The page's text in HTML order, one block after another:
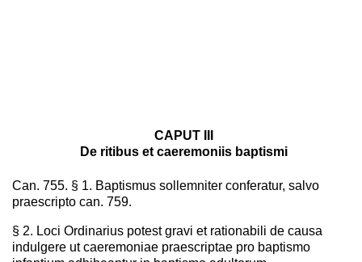
CAPUT III
De ritibus et caeremoniis baptismi
Can. 755. § 1. Baptismus sollemniter conferatur, salvo
praescripto can. 759.
§ 2. Loci Ordinarius potest gravi et rationabili de causa
indulgere ut caeremoniae praescriptae pro baptismo